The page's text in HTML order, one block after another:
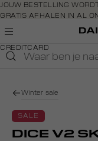
Navigeer
direct naar
de
Open de
direct
footer
JOUW BESTELLING
GRATIS AFHALEN IN AL
GRATIS RETOURNEREN
BETAAL ZOALS JIJ WILT:
CREDITCARD
Winter sale
SALE
DICE V2